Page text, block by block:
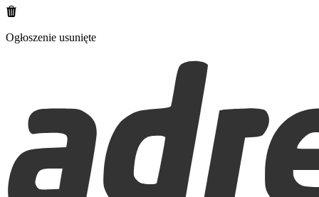
Ogłoszenie usunięte